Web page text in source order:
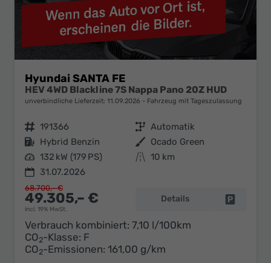
Hyundai SANTA FE
HEV 4WD Blackline 7S Nappa Pano 20Z HUD
unverbindliche Lieferzeit: 11.09.2026 Fahrzeug mit Tageszulassung
Fahrzeugnr. 191366 Getriebe Automatik
Kraftstoff Hybrid Benzin Außenfarbe Ocado Green
Leistung 132 kW (179 PS) Kilometerstand 10 km
31.07.2026
49.305,– €
incl. 19% MwSt.
68.700,– €
Details
Verbrauch kombiniert: 7,10 l/100km
CO2-Klasse: F
CO2-Emissionen: 161,00 g/km